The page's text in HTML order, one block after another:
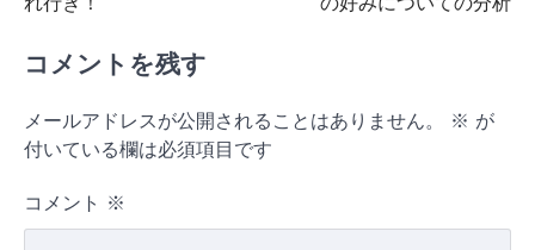
ー
シ
ョ
コメントを残す
メールアドレスが公開されることはありません。 ※ が
付いている欄は必須項目です
コメント ※